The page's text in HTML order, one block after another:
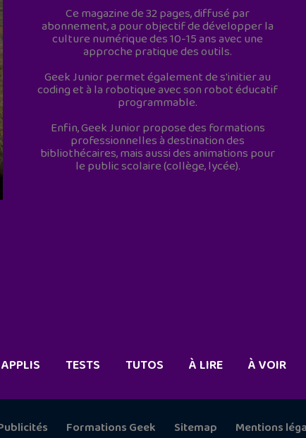
Ce magazine de 32 pages, diffusé par
abonnement, a pour objectif de développer la
culture numérique des 10-15 ans avec une
approche pratique des outils.
Geek Junior permet également de s'initier au
coding et à la robotique avec son robot éducatif
programmable.
Enfin, Geek Junior propose des formations
professionnelles à destination des
bibliothécaires, mais aussi des animations pour
le public scolaire (collège, lycée).
APPLIS TESTS TUTOS À LIRE À VOIR
Formations Geek Sitemap Mentions